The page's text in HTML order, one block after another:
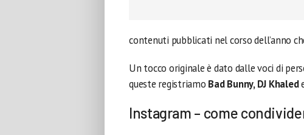
contenuti pubblicati nel corso dell’anno
Un tocco originale è dato dalle voci di
queste registriamo Bad Bunny, DJ Khaled
Instagram – come